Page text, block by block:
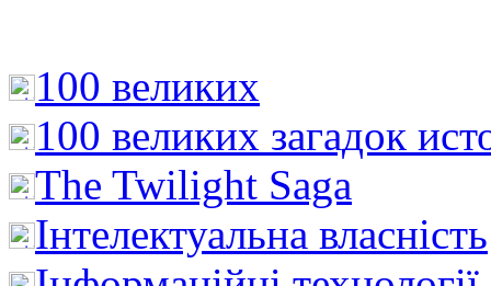
100 великих
100 великих загадок
The Twilight Saga
Інтелектуальна влaсність